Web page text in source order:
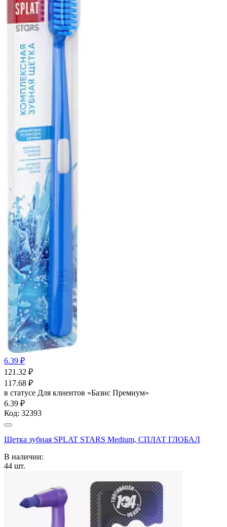
6.39 ₽
121.32 ₽
117.68 ₽
в статусе Для клиентов «Базис Премиум»
6.39 ₽
Код: 32393
Щетка зубная SPLAT STARS Medium, СПЛАТ ГЛОБАЛ
В наличии:
44 шт.